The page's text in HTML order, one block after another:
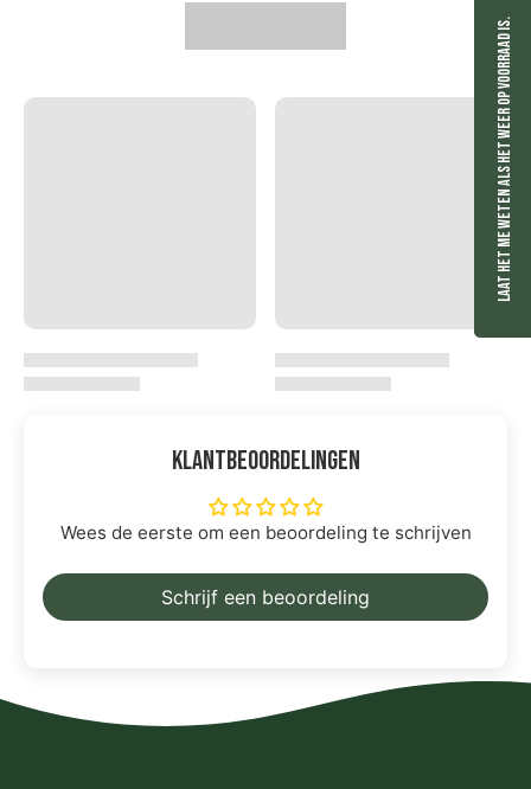
Klantbeoordelingen
Wees de eerste om een beoordeling te schrijven
Schrijf een beoordeling
Laat het me weten als het weer op voorraad is.